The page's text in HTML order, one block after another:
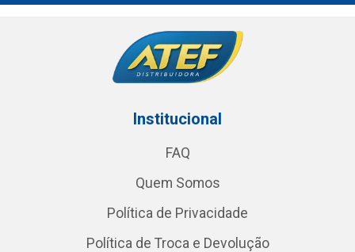
Institucional
FAQ
Quem Somos
Política de Privacidade
Política de Troca e Devolução